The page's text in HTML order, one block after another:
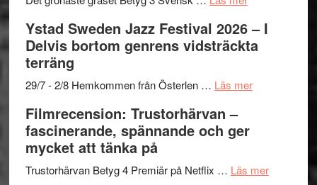
med
Fox
och
Scully
stipendium
Det
grönaste
–
och
lättsam
Ystad Sweden Jazz Festival 2026 – I
Delvis bortom genrens vidsträckta
terräng
29/7 - 2/8 Hemkommen från Österlen … Läs merom
2026
Filmrecension: Trustorhärvan –
fascinerande, spännande och ger
mycket att tänka på
Trustorhärvan Betyg 4 Premiär på Netflix … Läs merom